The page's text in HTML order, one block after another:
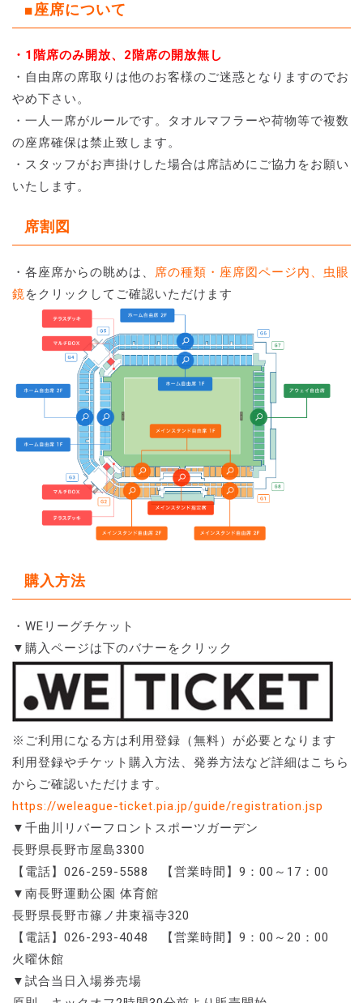
■座席について
・1階席のみ開放、2階席の開放無し
・自由席の席取りは他のお客様のご迷惑となりますのでお
やめ下さい。
・一人一席がルールです。タオルマフラーや荷物等で複数
の座席確保は禁止致します。
・スタッフがお声掛けした場合は席詰めにご協力をお願い
いたします。
席割図
・各座席からの眺めは、 席の種類・座席図ページ内、虫眼
鏡をクリックしてご確認いただけます
購入方法
・WEリーグチケット
▼購入ページは下のバナーをクリック
※ご利用になる方は利用登録（無料）が必要となります
利用登録やチケット購入方法、発券方法など詳細はこちら
からご確認いただけます。
https://weleague-ticket.pia.jp/guide/registration.jsp
▼千曲川リバーフロントスポーツガーデン
長野県長野市屋島3300
【電話】026-259-5588 【営業時間】9：00～17：00
▼南長野運動公園 体育館
長野県長野市篠ノ井東福寺320
【電話】026-293-4048 【営業時間】9：00～20：00
火曜休館
▼試合当日入場券売場